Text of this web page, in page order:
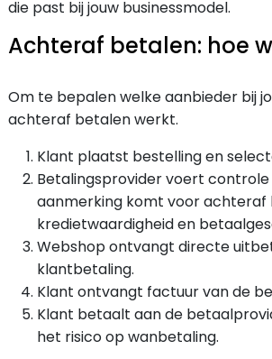
die past bij jouw businessmodel.
Achteraf betalen: hoe
Om te bepalen welke aanbieder bij
achteraf betalen werkt.
Klant plaatst bestelling en
Betalingsprovider voert
aanmerking komt voor achteraf
kredietwaardigheid en
Webshop ontvangt directe
klantbetaling.
Klant ontvangt factuur van de
Klant betaalt aan de
het risico op wanbetaling.